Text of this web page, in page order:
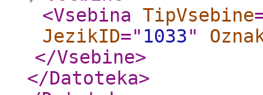
<Vsebina TipVsebine
JezikID=" 1033"
</Vsebine>
</Datoteka>